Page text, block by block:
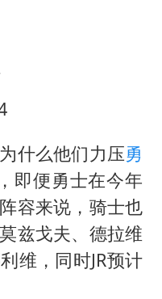
控了
什么他们力压勇
即便勇士在今年
容来说，骑士也
兹戈夫、德拉维
维，同时JR预计